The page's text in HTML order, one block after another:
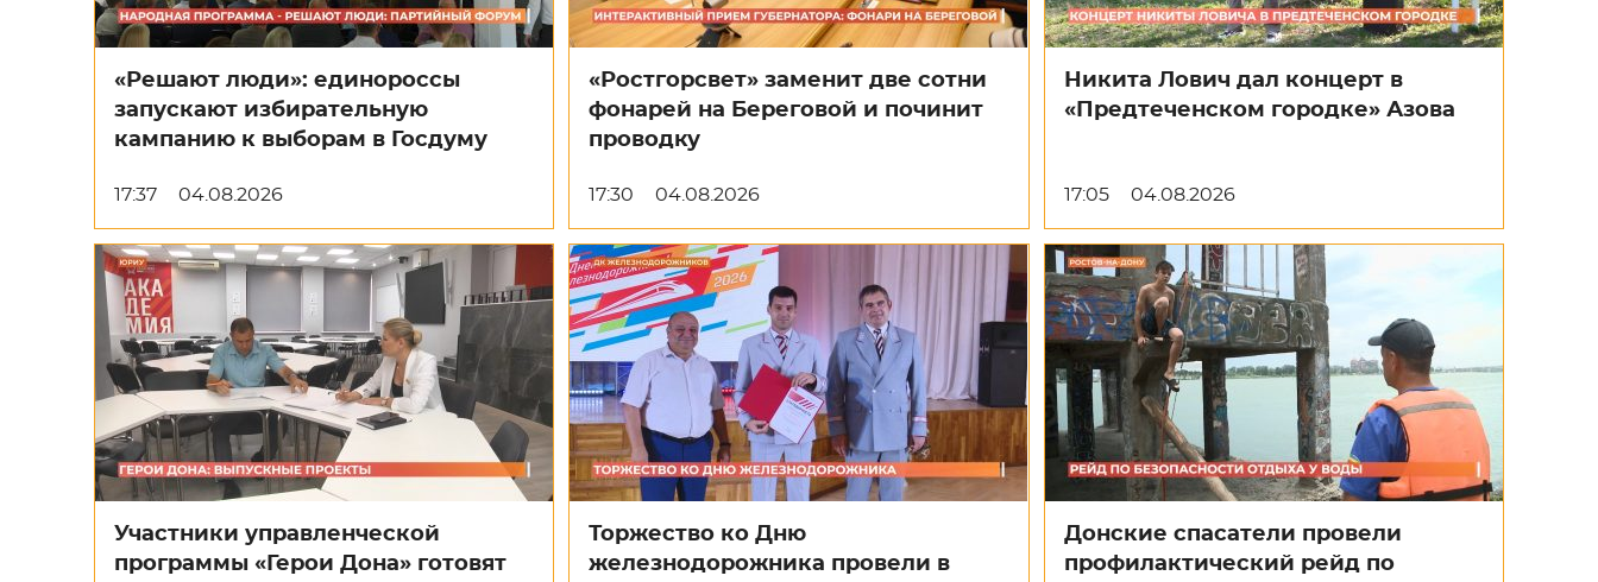
«Решают люди»: единороссы
запускают избирательную
кампанию к выборам в Госдуму
17:37 04.08.2026
«Ростгорсвет» заменит две сотни
фонарей на Береговой и починит
проводку
17:30 04.08.2026
Никита Лович дал концерт в
«Предтеченском городке» Азова
17:05 04.08.2026
Участники управленческой
программы «Герои Дона» готовят
Торжество ко Дню
железнодорожника провели в
Донские спасатели провели
профилактический рейд по